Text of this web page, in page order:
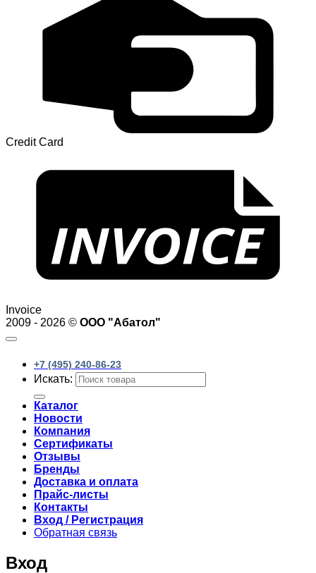
Credit Card
Invoice
2009 - 2026 © ООО "Абатол"
+7 (495) 240-86-23
Искать:
Каталог
Новости
Компания
Сертификаты
Отзывы
Бренды
Доставка и оплата
Прайс-листы
Контакты
Вход / Регистрация
Обратная связь
Вход